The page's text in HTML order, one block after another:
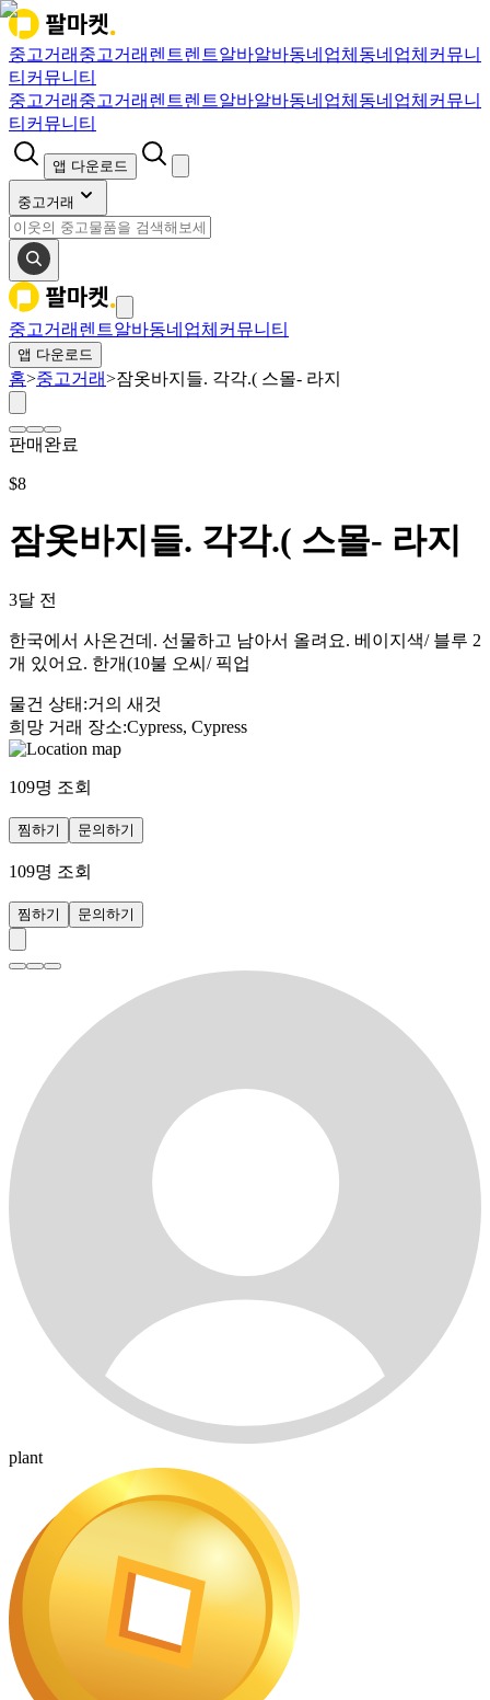
중고거래 중고거래 렌트렌트알바알바동네업체 동네업체 커뮤니
티 커뮤니티
중고거래 중고거래 렌트렌트알바알바동네업체 동네업체 커뮤니
티 커뮤니티
앱 다운로드
중고거래
중고거래 렌트알바동네업체 커뮤니티
앱 다운로드
홈>중고거래>잠옷바지들. 각각.( 스몰- 라지
판매완료
$8
잠옷바지들. 각각.( 스몰- 라지
3달 전
한국에서 사온건데. 선물하고 남아서 올려요. 베이지색/ 블루 2
개 있어요. 한개(10불 오씨/ 픽업
물건 상태 :거의 새것
희망 거래 장소:Cypress, Cypress
109명 조회
찜하기 문의하기
109명 조회
찜하기 문의하기
plant